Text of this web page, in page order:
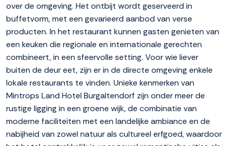
over de omgeving. Het ontbijt wordt geserveerd in
buffetvorm, met een gevarieerd aanbod van verse
producten. In het restaurant kunnen gasten genieten van
een keuken die regionale en internationale gerechten
combineert, in een sfeervolle setting. Voor wie liever
buiten de deur eet, zijn er in de directe omgeving enkele
lokale restaurants te vinden. Unieke kenmerken van
Mintrops Land Hotel Burgaltendorf zijn onder meer de
rustige ligging in een groene wijk, de combinatie van
moderne faciliteiten met een landelijke ambiance en de
nabijheid van zowel natuur als cultureel erfgoed, waardoor